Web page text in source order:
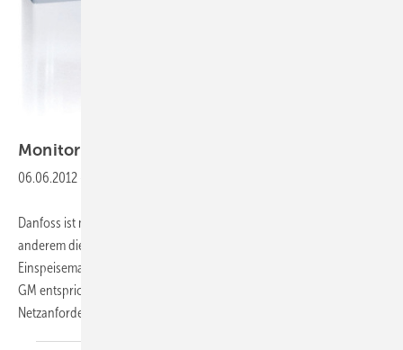
Monitoring, Einspeisemanagement,
06.06.2012
Danfoss ist mit einer Vielzahl an Angeboten vor Ort. So gibt es unter
anderem die CLX-Monitoringsysteme und die Lösung für das
Einspeisemanagement Connect­Smart zu sehen. Die Produktlinie CLX
GM entspricht nach Aussage des Unternehmens den
Netzanforderungen nach EEG 2012. Beim Produkt